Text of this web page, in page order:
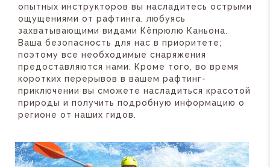
опытных инструкторов вы насладитесь острыми
ощущениями от рафтинга, любуясь
захватывающими видами Кёпрюлю Каньона.
Ваша безопасность для нас в приоритете;
поэтому все необходимые снаряжения
предоставляются нами. Кроме того, во время
коротких перерывов в вашем рафтинг-
приключении вы сможете насладиться красотой
природы и получить подробную информацию о
регионе от наших гидов.